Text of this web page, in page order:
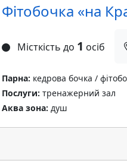
Фітобочка «‎на
Місткість до 1 осіб
Парна: кедрова бочка /
Послуги: тренажерний зал
Аква зона: душ